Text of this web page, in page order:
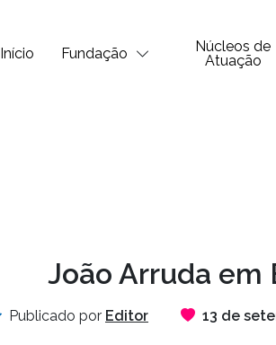
Início Fundação
Núcleos de
Atuação
João Arruda em
Publicado por Editor 13 de